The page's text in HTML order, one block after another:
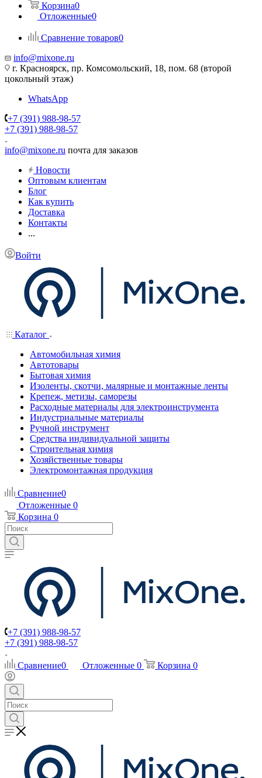
Корзина0
Отложенные0
Сравнение товаров0
info@mixone.ru
г. Красноярск, пр. Комсомольский, 18, пом. 68 (второй
цокольный этаж)
WhatsApp
+7 (391) 988-98-57
+7 (391) 988-98-57
info@mixone.ru почта для заказов
Новости
Оптовым клиентам
Блог
Как купить
Доставка
Контакты
...
Войти
Каталог
Автомобильная химия
Автотовары
Бытовая химия
Изоленты, скотчи, малярные и монтажные ленты
Крепеж, метизы, саморезы
Расходные материалы для электроинструмента
Индустриальные материалы
Ручной инструмент
Средства индивидуальной защиты
Строительная химия
Хозяйственные товары
Электромонтажная продукция
Сравнение0
Отложенные 0
Корзина 0
+7 (391) 988-98-57
+7 (391) 988-98-57
Сравнение0 Отложенные 0 Корзина 0